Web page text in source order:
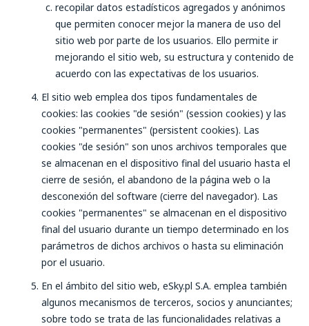
recopilar datos estadísticos agregados y anónimos
que permiten conocer mejor la manera de uso del
sitio web por parte de los usuarios. Ello permite ir
mejorando el sitio web, su estructura y contenido de
acuerdo con las expectativas de los usuarios.
El sitio web emplea dos tipos fundamentales de
cookies: las cookies "de sesión" (session cookies) y las
cookies "permanentes" (persistent cookies). Las
cookies "de sesión" son unos archivos temporales que
se almacenan en el dispositivo final del usuario hasta el
cierre de sesión, el abandono de la página web o la
desconexión del software (cierre del navegador). Las
cookies "permanentes" se almacenan en el dispositivo
final del usuario durante un tiempo determinado en los
parámetros de dichos archivos o hasta su eliminación
por el usuario.
En el ámbito del sitio web, eSky.pl S.A. emplea también
algunos mecanismos de terceros, socios y anunciantes;
sobre todo se trata de las funcionalidades relativas a